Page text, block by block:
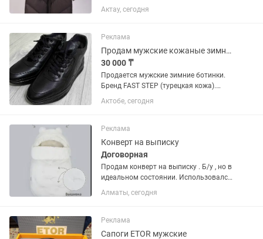
одевали 1раз. Материал верха: 100%
полиэстер Материал подкладка:100%
натуральный пух 10% натуральное...
Актау, сегодня
Реклама
Продам мужские кожаные зимние ботинки
30 000 ₸
Продается мужские зимние ботинки.
Бренд FAST STEP (турецкая кожа).
Натуральная кожа, мех. Новая. Размер
41 Есть каспи ред(+5%)
Актобе, сегодня
Реклама
Конверт на выписку
Договорная
Продам конверт на выписку . Б/у , но в
идеальном состоянии. Использовался
всего в 1 месяц от рождения всего 3
раза в коляске . В наборе сам конверт
тёплый из...
Алматы, сегодня
Реклама
Сапоги ETOR мужские